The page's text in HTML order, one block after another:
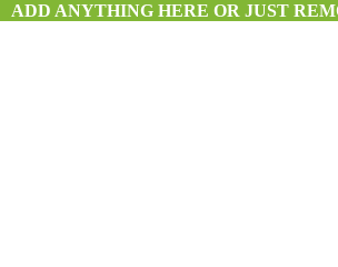
ADD ANYTHING HERE OR JUST